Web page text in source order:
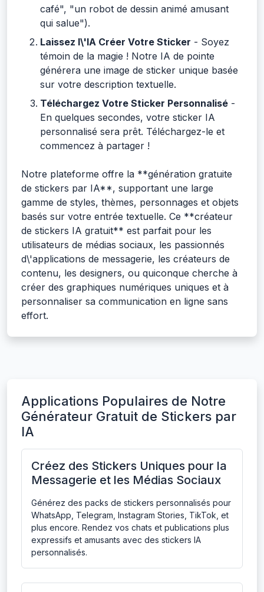
café", "un robot de dessin animé amusant
qui salue").
Laissez l\'IA Créer Votre Sticker - Soyez
témoin de la magie ! Notre IA de pointe
générera une image de sticker unique basée
sur votre description textuelle.
Téléchargez Votre Sticker Personnalisé -
En quelques secondes, votre sticker IA
personnalisé sera prêt. Téléchargez-le et
commencez à partager !
Notre plateforme offre la **génération gratuite
de stickers par IA**, supportant une large
gamme de styles, thèmes, personnages et objets
basés sur votre entrée textuelle. Ce **créateur
de stickers IA gratuit** est parfait pour les
utilisateurs de médias sociaux, les passionnés
d\'applications de messagerie, les créateurs de
contenu, les designers, ou quiconque cherche à
créer des graphiques numériques uniques et à
personnaliser sa communication en ligne sans
effort.
Applications Populaires de Notre
Générateur Gratuit de Stickers par
IA
Créez des Stickers Uniques pour la
Messagerie et les Médias Sociaux
Générez des packs de stickers personnalisés pour
WhatsApp, Telegram, Instagram Stories, TikTok, et
plus encore. Rendez vos chats et publications plus
expressifs et amusants avec des stickers IA
personnalisés.